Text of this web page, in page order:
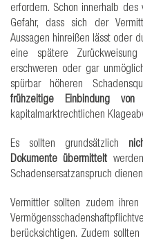
erfordern. Schon innerhalb
Gefahr, dass sich der
Aussagen hinreißen lässt oder
eine spätere
erschweren oder gar
spürbar höheren
frühzeitige Einbindung von
kapitalmarktrechtlichen
Es sollten grundsätzlich
Dokumente übermittelt
Schadensersatzanspruch
Vermittler sollten zudem ihren
berücksichtigen. Zudem